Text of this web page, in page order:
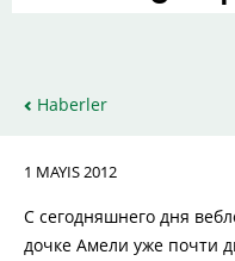
Haberler
1 MAYIS 2012
С сегодняшнего дня
дочке Амели уже почти